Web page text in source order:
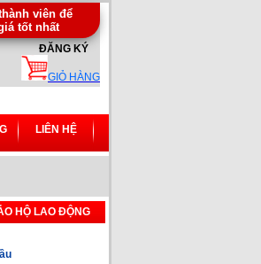
viên để
tốt nhất
ĐĂNG KÝ
GIỎ HÀNG
LIÊN HỆ
HỘ LAO ĐỘNG